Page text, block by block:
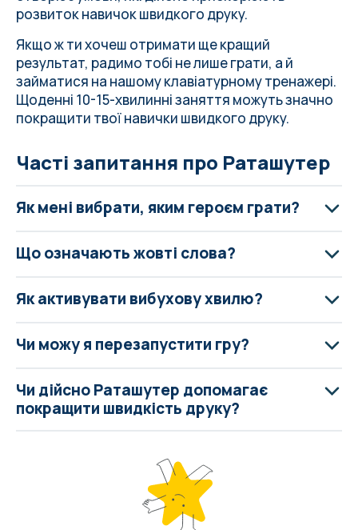
розвиток навичок швидкого друку.
Якщо ж ти хочеш отримати ще кращий
результат, радимо тобі не лише грати, а й
займатися на нашому клавіатурному тренажері.
Щоденні 10-15-хвилинні заняття можуть значно
покращити твої навички швидкого друку.
Часті запитання про Раташутер
Як мені вибрати, яким героєм грати?
Що означають жовті слова?
Як активувати вибухову хвилю?
Чи можу я перезапустити гру?
Чи дійсно Раташутер допомагає
покращити швидкість друку?